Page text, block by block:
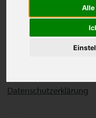
Alle
Luger Margarete, MPA,
Immobilienmanagerin
Firmenbuchnummer:
Firmensitz: Lichtenberg
Datenschutzerklärung